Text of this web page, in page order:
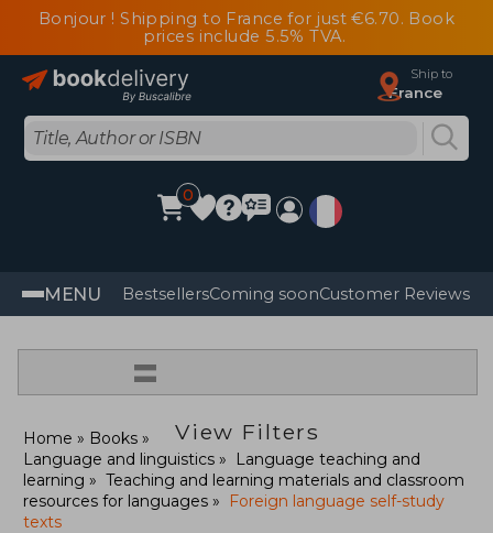
Bonjour ! Shipping to France for just €6.70. Book
prices include 5.5% TVA.
Ship to
France
0
MENU BestsellersComing soonCustomer Reviews
=
View Filters
Home
Books
Language and linguistics
Language teaching and
learning
Teaching and learning materials and classroom
resources for languages
Foreign language self-study
texts